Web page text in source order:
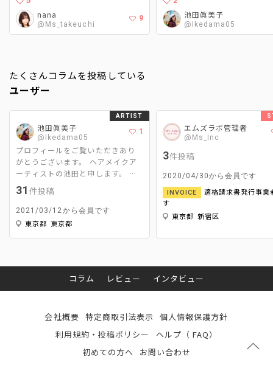
クに聞くヘアメイクアップ
アーティストへの道〜
nana
@Ms_takeuchi
9 池田眞美子
@Ikedama05
たくさんコラムを投稿している
ユーザー
池田眞美子
@Ikedama05
1
プロフィールをご覧いただきあり
がとうございます。 ヘアメイクア
ーティストの池田と申します。 主
な活動はCM、広告、映画、MV撮影
のヘアメイクと美容ライターです。
ヘアメイクは｢スパイスである2%
をどれだけ引き立たせて周りを調
て頂いてます。
31件投稿
2021/03/12から会員です
東京都 東京都
ARTIST
エムズラボ管理者
@Ms_Inc
3件投稿
2020/04/30から会員です
INVOICE
適格請求書発行事業
す
東京都 新宿区
コラム レビュー インタビュー
会社概要 特定商取引法表示 個人情報保護方針
利用規約・投稿ポリシー
ヘルプ（ FAQ）
初めての方へ
お問い合わせ